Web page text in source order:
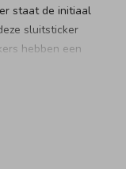
staat de initiaal
sluitsticker
hebben een
vellen van 25